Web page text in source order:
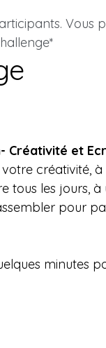
Vous
Créativité et
créativité,
tous les jours, à
pour
minutes